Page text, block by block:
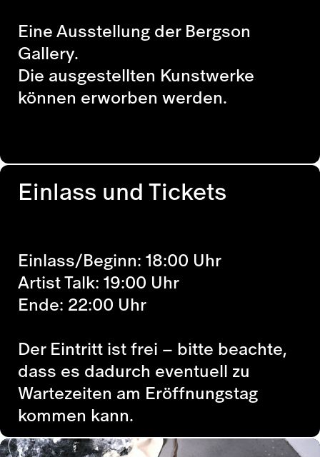
Eine Ausstellung der Bergson
Gallery.
Die ausgestellten Kunstwerke
können erworben werden.
Einlass und Tickets
Einlass/Beginn: 18:00 Uhr
Artist Talk: 19:00 Uhr
Ende: 22:00 Uhr
Der Eintritt ist frei – bitte beachte,
dass es dadurch eventuell zu
Wartezeiten am Eröffnungstag
kommen kann.